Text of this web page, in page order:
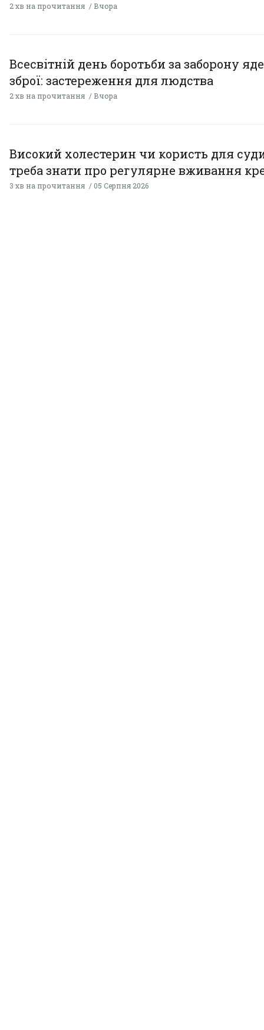
2 хв на прочитання Вчора
Всесвітній день боротьби за заборону
зброї: застереження для людства
2 хв на прочитання Вчора
Високий холестерин чи користь для
треба знати про регулярне вживання
3 хв на прочитання 05 Серпня 2026